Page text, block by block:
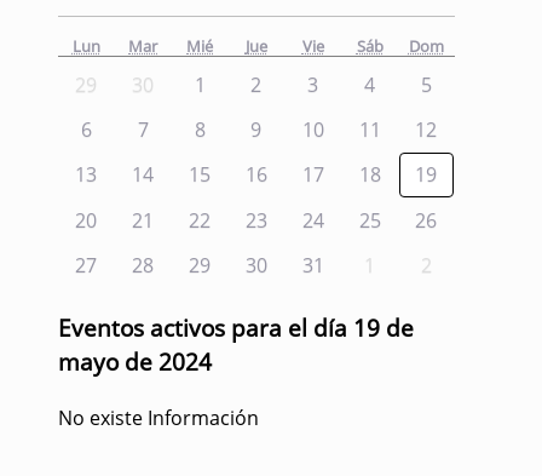
Lun Mar Mié Jue Vie Sáb Dom
29 30 1 2 3 4
5
6
7 8 9 10 11
12
13
14 15 16 17 18
19
20
21 22 23 24 25
26
27
28 29 30 31 1 2
Eventos activos para el día 19 de
mayo de 2024
No existe Información